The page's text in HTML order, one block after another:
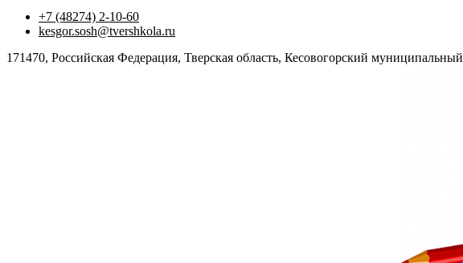
+7 (48274) 2-10-60
kesgor.sosh@tvershkola.ru
171470, Российская Федерация, Тверская область, Кесовогорский